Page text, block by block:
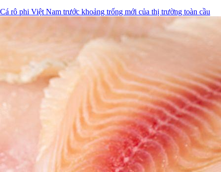
Cá rô phi Việt Nam trước khoảng trống mới của thị trường toàn cầu